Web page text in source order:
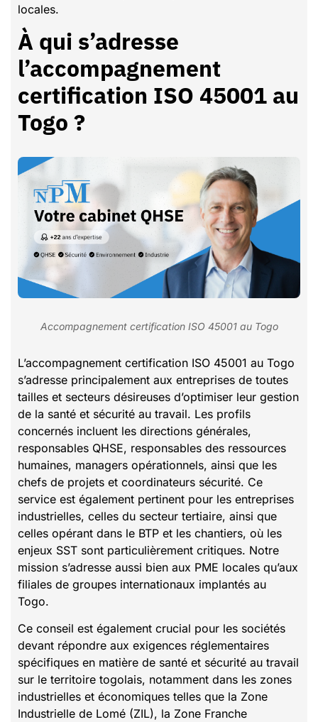
locales.
À qui s’adresse
l’accompagnement
certification ISO 45001 au
Togo ?
Accompagnement certification ISO 45001 au Togo
L’accompagnement certification ISO 45001 au Togo
s’adresse principalement aux entreprises de toutes
tailles et secteurs désireuses d’optimiser leur gestion
de la santé et sécurité au travail. Les profils
concernés incluent les directions générales,
responsables QHSE, responsables des ressources
humaines, managers opérationnels, ainsi que les
chefs de projets et coordinateurs sécurité. Ce
service est également pertinent pour les entreprises
industrielles, celles du secteur tertiaire, ainsi que
celles opérant dans le BTP et les chantiers, où les
enjeux SST sont particulièrement critiques. Notre
mission s’adresse aussi bien aux PME locales qu’aux
filiales de groupes internationaux implantés au
Togo.
Ce conseil est également crucial pour les sociétés
devant répondre aux exigences réglementaires
spécifiques en matière de santé et sécurité au travail
sur le territoire togolais, notamment dans les zones
industrielles et économiques telles que la Zone
Industrielle de Lomé (ZIL), la Zone Franche